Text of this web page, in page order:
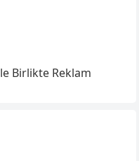
Birlikte Reklam